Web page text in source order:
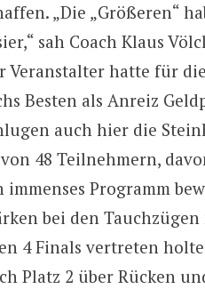
„Die „Größeren“
sah Coach Klaus
Veranstalter hatte für
Besten als Anreiz
auch hier die
von 48 Teilnehmern,
immenses Programm
bei den
4 Finals vertreten
Platz 2 über Rücken